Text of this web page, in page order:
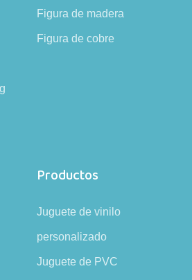
Figura de madera
Figura de cobre
Productos
Juguete de vinilo
personalizado
Juguete de PVC